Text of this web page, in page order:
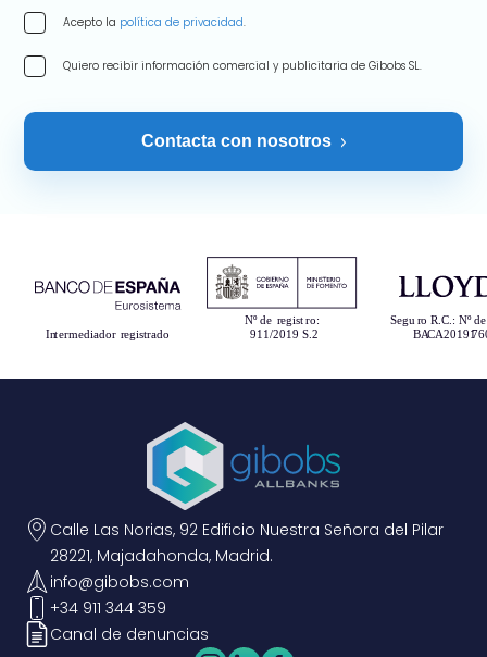
Acepto la política de privacidad.
Quiero recibir información comercial y publicitaria de Gibobs SL.
Contacta con nosotros
Calle Las Norias, 92 Edificio Nuestra Señora del Pilar
28221, Majadahonda, Madrid.
info@gibobs.com
+34 911 344 359
Canal de denuncias